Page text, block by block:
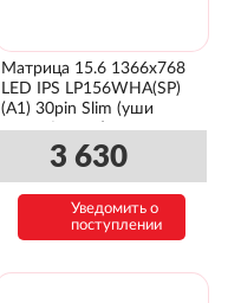
Матрица 15.6 1366x768
LED IPS LP156WHA(SP)
(A1) 30pin Slim (уши
сверху\снизу)
3 630
Уведомить о
поступлении